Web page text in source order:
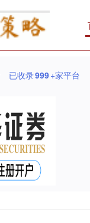
已收录999+家平台